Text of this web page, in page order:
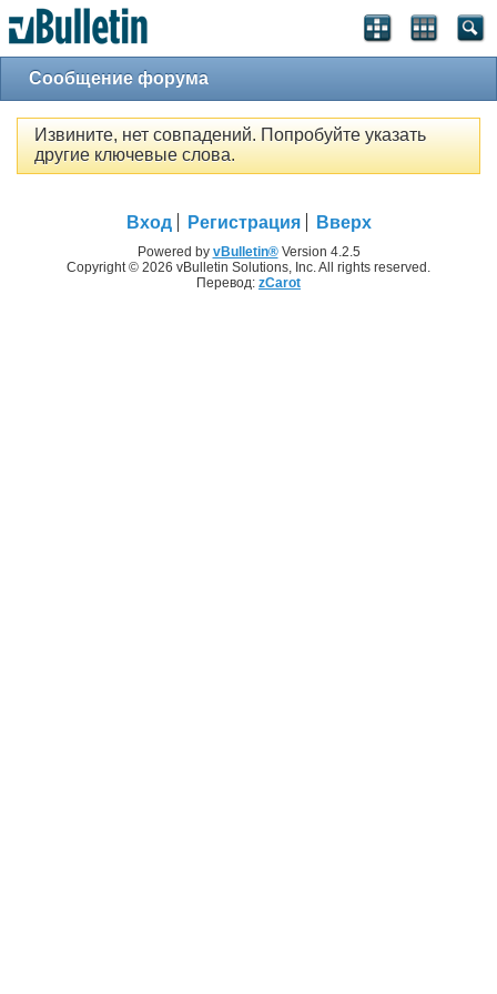
Сообщение форума
Извините, нет совпадений. Попробуйте указать
другие ключевые слова.
Вход Регистрация Вверх
Powered by vBulletin®Version 4.2.5
Copyright © 2026 vBulletin Solutions, Inc. All rights reserved.
Перевод: zCarot